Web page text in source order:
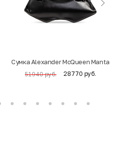
Cумка Alexander McQueen Manta
51940 руб. 28770 руб.